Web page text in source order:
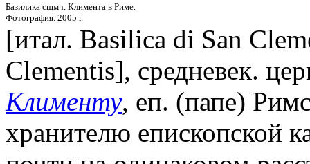
Базилика сщмч. Климента в Риме.
Фотография. 2005 г.
[итал. Basilica di San
Clementis], средневек.
Клименту, еп. (папе)
хранителю епископской